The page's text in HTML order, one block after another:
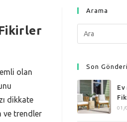
olan
dikkate
ve trendler
Arama
this
Son
Ev
01/